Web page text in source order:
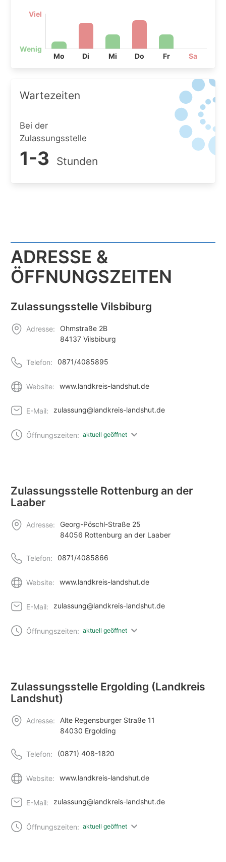
Viel
Wenig
Mo
Di Mi Do Fr Sa
Wartezeiten
Bei der
Zulassungsstelle
1-3 Stunden
ADRESSE &
ÖFFNUNGSZEITEN
Zulassungsstelle Vilsbiburg
Adresse:
Ohmstraße 2B
84137 Vilsbiburg
Telefon: 0871/4085895
Website: www.landkreis-landshut.de
E-Mail: zulassung@landkreis-landshut.de
Öffnungszeiten: aktuell geöffnet
Zulassungsstelle Rottenburg an der
Laaber
Adresse:
Georg-Pöschl-Straße 25
84056 Rottenburg an der Laaber
Telefon: 0871/4085866
Website: www.landkreis-landshut.de
E-Mail: zulassung@landkreis-landshut.de
Öffnungszeiten: aktuell geöffnet
Zulassungsstelle Ergolding (Landkreis
Landshut)
Adresse:
Alte Regensburger Straße 11
84030 Ergolding
Telefon: (0871) 408-1820
Website: www.landkreis-landshut.de
E-Mail: zulassung@landkreis-landshut.de
Öffnungszeiten: aktuell geöffnet